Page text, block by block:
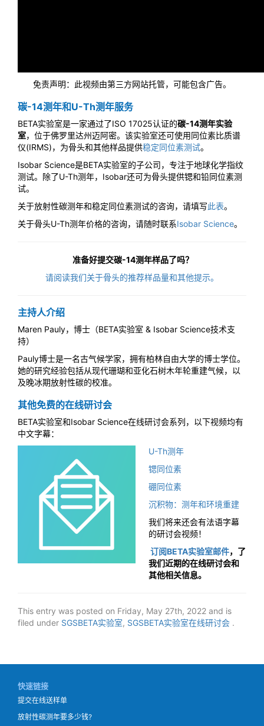
免责声明：此视频由第三方网站托管，可能包含广告。
碳-14测年和U-Th测年服务
BETA实验室是一家通过了ISO 17025认证的碳-14测年实验
室，位于佛罗里达州迈阿密。该实验室还可使用同位素比质谱
仪(IRMS)，为骨头和其他样品提供稳定同位素测试。
Isobar Science是BETA实验室的子公司，专注于地球化学指纹
测试。除了U-Th测年，Isobar还可为骨头提供锶和铅同位素测
试。
关于放射性碳测年和稳定同位素测试的咨询，请填写此表。
关于骨头U-Th测年价格的咨询，请随时联系Isobar Science。
准备好提交碳-14测年样品了吗？
请阅读我们关于骨头的推荐样品量和其他提示。
主持人介绍
Maren Pauly，博士（BETA实验室 & Isobar Science技术支
持）
Pauly博士是一名古气候学家，拥有柏林自由大学的博士学位。
她的研究经验包括从现代珊瑚和亚化石树木年轮重建气候，以
及晚冰期放射性碳的校准。
其他免费的在线研讨会
BETA实验室和Isobar Science在线研讨会系列，以下视频均有
中文字幕：
U-Th测年
锶同位素
硼同位素
沉积物：测年和环境重建
我们将来还会有法语字幕
的研讨会视频！
订阅BETA实验室邮件，了
我们近期的在线研讨会和
其他相关信息。
This entry was posted on Friday, May 27th, 2022 and is
filed under SGSBETA实验室, SGSBETA实验室在线研讨会 .
快速链接
提交在线送样单
放射性碳测年要多少钱?